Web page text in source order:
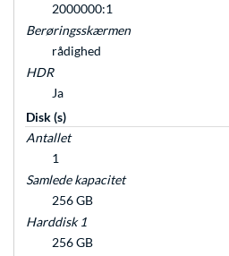
2000000:1
Berøringsskærmen
rådighed
HDR
Ja
Disk (s)
Antallet
1
Samlede kapacitet
256 GB
Harddisk 1
256 GB